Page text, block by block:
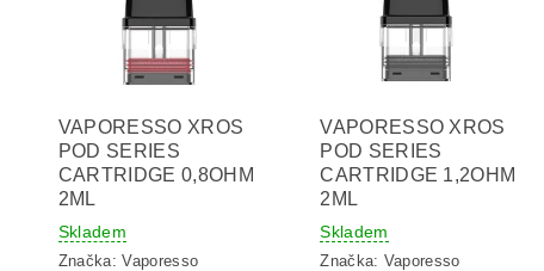
VAPORESSO XROS
POD SERIES
CARTRIDGE 0,8OHM
2ML
Skladem
Značka:Vaporesso
VAPORESSO XROS
POD SERIES
CARTRIDGE 1,2OHM
2ML
Skladem
Značka: Vaporesso